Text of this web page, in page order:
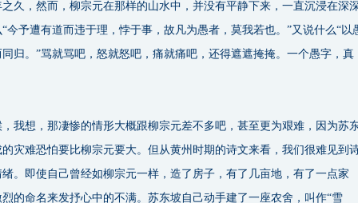
久，然而，柳宗元在那样的山水中，并没有平静下来，一直沉浸在深
今予遭有道而违于理，悖于事，故凡为愚者，莫我若也。”又说什么“以
归。”骂就骂吧，怒就怒吧，痛就痛吧，还得遮遮掩掩。一个愚字，真
想，那凄惨的情形大概跟柳宗元差不多吧，甚至更为艰难，因为苏
灾难恐怕要比柳宗元要大。但从黄州时期的诗文来看，我们很难见到
。即使自己曾经如柳宗元一样，造了房子，有了几亩地，有了一点家
的命名来发抒心中的不满。苏东坡自己动手建了一座农舍，叫作“雪